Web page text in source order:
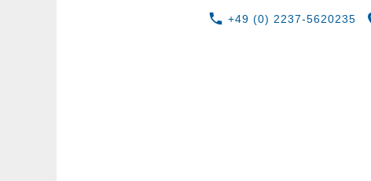
+49 (0) 2237-5620235